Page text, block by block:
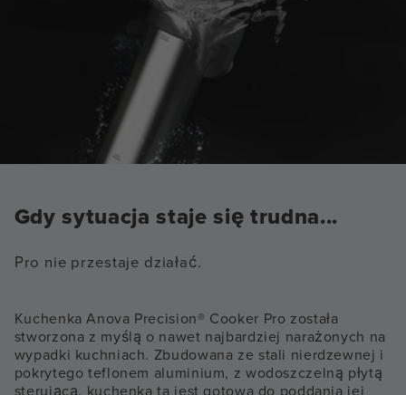
Gdy sytuacja staje się trudna...
Pro nie przestaje działać.
Kuchenka Anova Precision® Cooker Pro została
stworzona z myślą o nawet najbardziej narażonych na
wypadki kuchniach. Zbudowana ze stali nierdzewnej i
pokrytego teflonem aluminium, z wodoszczelną płytą